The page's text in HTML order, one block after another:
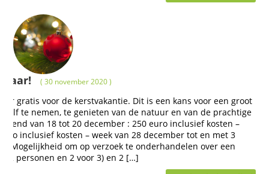
( 30 november 2020 )
gratis voor de kerstvakantie. Dit is een kans voor een groot
te nemen, te genieten van de natuur en van de prachtige
end van 18 tot 20 december : 250 euro inclusief kosten –
inclusief kosten – week van 28 december tot en met 3
Mogelijkheid om op verzoek te onderhandelen over een
2 personen en 2 voor 3) en 2 […]